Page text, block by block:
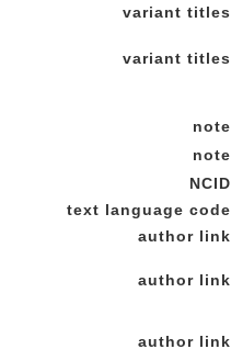
variant titles
variant titles
note
note
NCID
text language code
author link
author link
author link